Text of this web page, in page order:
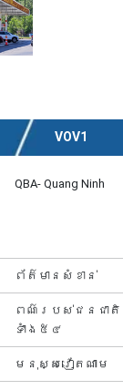
VOV1
QBA- Quang Ninh
ព័ត៌មានសំខាន់
ពណ៌របស់ជនជាតិ
ទាំង៥៤
មនុស្សវៀតណាម